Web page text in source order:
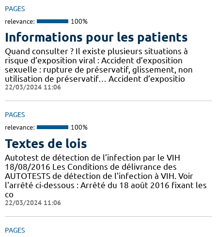
PAGES
relevance: 100%
Informations pour les patients
Quand consulter ? Il existe plusieurs situations à
risque d’exposition viral : Accident d’exposition
sexuelle : rupture de préservatif, glissement, non
utilisation de préservatif… Accident d’expositio
22/03/2024 11:06
PAGES
relevance: 100%
Textes de lois
Autotest de détection de l’infection par le VIH
18/08/2016 Les Conditions de délivrance des
AUTOTESTS de détection de l'infection à VIH. Voir
l'arrêté ci-dessous : Arrêté du 18 août 2016 fixant les
co
22/03/2024 11:06
PAGES